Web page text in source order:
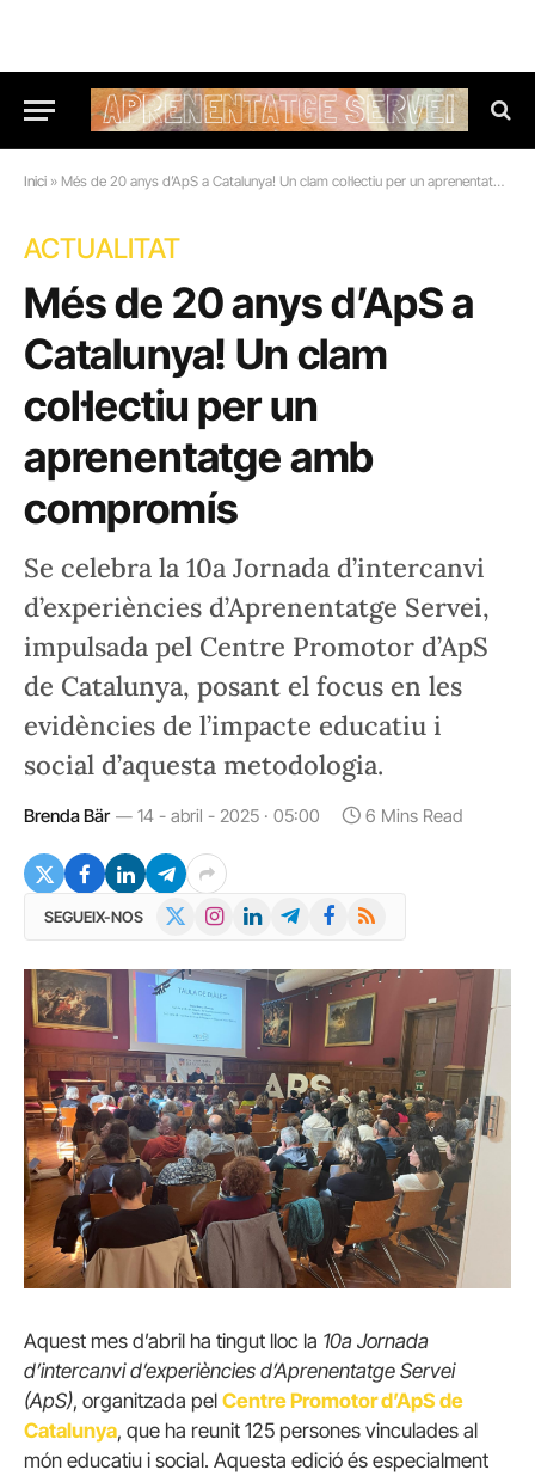
Inici » Més de 20 anys d’ApS a Catalunya! Un clam col·lectiu per un aprenentatge amb compromís
ACTUALITAT
Més de 20 anys d’ApS a
Catalunya! Un clam
col·lectiu per un
aprenentatge amb
compromís
Se celebra la 10a Jornada d’intercanvi
d’experiències d’Aprenentatge Servei,
impulsada pel Centre Promotor d’ApS
de Catalunya, posant el focus en les
evidències de l’impacte educatiu i
social d’aquesta metodologia.
Brenda Bär 14 - abril - 2025 · 05:00 6 Mins Read
SEGUEIX-NOS InstagramLinkedInTelegramFacebook
RSS
Aquest mes d’abril ha tingut lloc la 10a Jornada
d’intercanvi d’experiències d’Aprenentatge Servei
(ApS), organitzada pel Centre Promotor d’ApS de
Catalunya, que ha reunit 125 persones vinculades al
món educatiu i social. Aquesta edició és especialment